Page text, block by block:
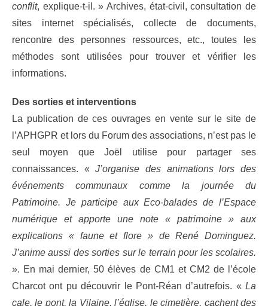
conflit, explique-t-il. » Archives, état-civil, consultation de
sites internet spécialisés, collecte de documents,
rencontre des personnes ressources, etc., toutes les
méthodes sont utilisées pour trouver et vérifier les
informations.
Des sorties et interventions
La publication de ces ouvrages en vente sur le site de
l’APHGPR et lors du Forum des associations, n’est pas le
seul moyen que Joël utilise pour partager ses
connaissances. «J’organise des animations lors des
événements communaux comme la journée du
Patrimoine. Je participe aux Eco-balades de l’Espace
numérique et apporte une note « patrimoine » aux
explications « faune et flore » de René Dominguez.
J’anime aussi des sorties sur le terrain pour les scolaires.
». En mai dernier, 50 élèves de CM1 et CM2 de l’école
Charcot ont pu découvrir le Pont-Réan d’autrefois. « La
cale, le pont, la Vilaine, l’église, le cimetière, cachent des